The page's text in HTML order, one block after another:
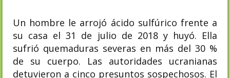
Un hombre le arrojó ácido sulfúrico frente a
su casa el 31 de julio de 2018 y huyó. Ella
sufrió quemaduras severas en más del 30 %
de su cuerpo.​ Las autoridades ucranianas
detuvieron a cinco presuntos sospechosos.​ El